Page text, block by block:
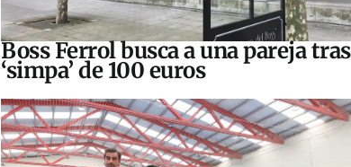
Boss Ferrol busca a una pareja
‘simpa’ de 100 euros